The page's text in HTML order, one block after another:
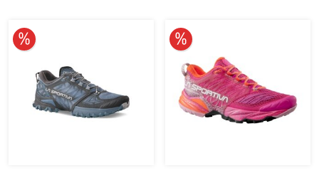
10% reduziert 10% reduziert